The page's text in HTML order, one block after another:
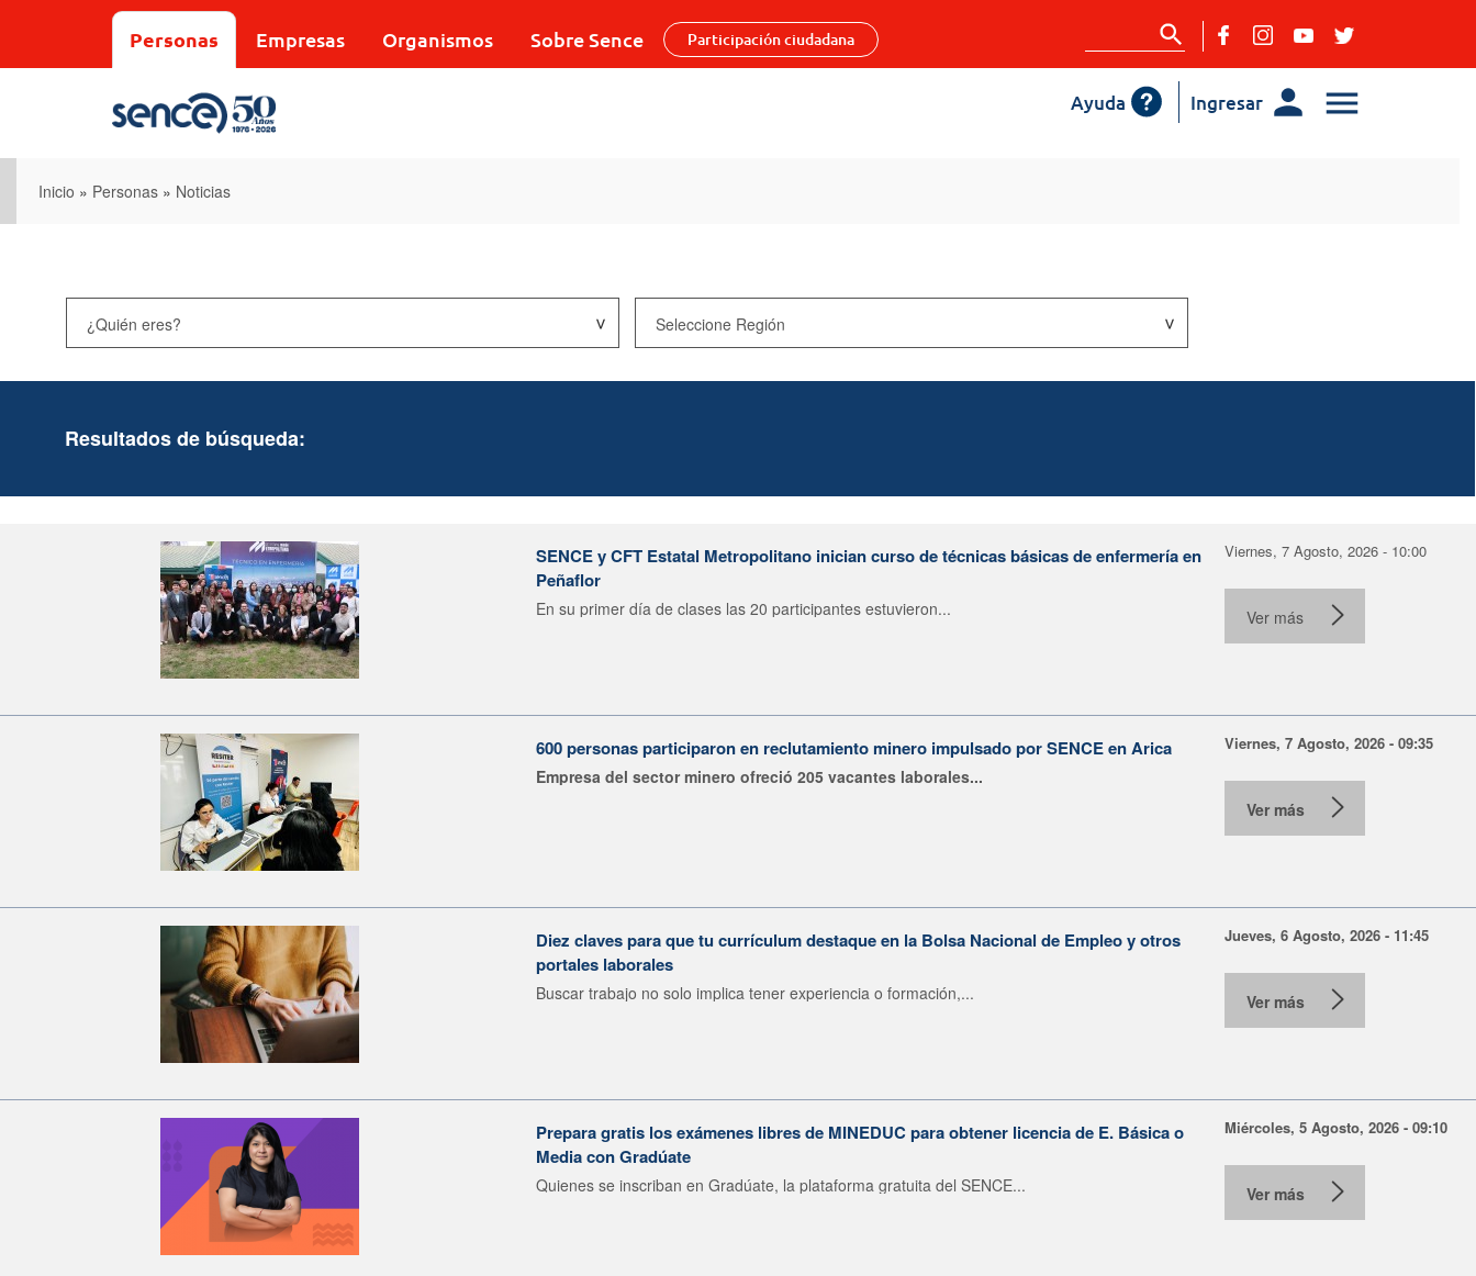
Personas Empresas Organismos Sobre Sence Participación ciudadana
Ingresar
Ayuda
Inicio » Personas » Noticias
Resultados de búsqueda:
SENCE y CFT Estatal Metropolitano inician curso de técnicas básicas de enfermería en
Peñaflor
En su primer día de clases las 20 participantes estuvieron...
Viernes, 7 Agosto, 2026 - 10:00
Ver más
600 personas participaron en reclutamiento minero impulsado por SENCE en Arica
Empresa del sector minero ofreció 205 vacantes laborales...
Viernes, 7 Agosto, 2026 - 09:35
Ver más
Diez claves para que tu currículum destaque en la Bolsa Nacional de Empleo y otros
portales laborales
Buscar trabajo no solo implica tener experiencia o formación,...
Jueves, 6 Agosto, 2026 - 11:45
Ver más
Prepara gratis los exámenes libres de MINEDUC para obtener licencia de E. Básica o
Media con Gradúate
Quienes se inscriban en Gradúate, la plataforma gratuita del SENCE...
Miércoles, 5 Agosto, 2026 - 09:10
Ver más